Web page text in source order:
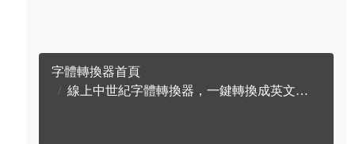
字體轉換器首頁
線上中世紀字體轉換器，一鍵轉換成英文中世紀字體